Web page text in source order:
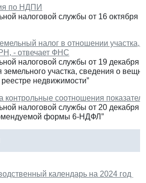
по НДПИ
налоговой службы от 16 октября
налог в отношении
- отвечает ФНС
налоговой службы от 19 декабря
земельного участка, сведения о
недвижимости”
контрольные соотношения
налоговой службы от 20
формы 6-НДФЛ”
календарь на 2024 год